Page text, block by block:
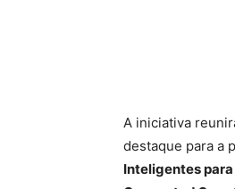
A iniciativa
destaque para a
Inteligentes